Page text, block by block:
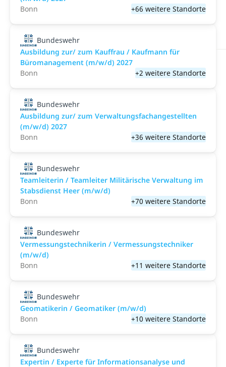
Bonn
+66 weitere Standorte
Bundeswehr
Ausbildung zur/ zum Kauffrau / Kaufmann für
Büromanagement (m/w/d) 2027
Bonn
+2 weitere Standorte
Bundeswehr
Ausbildung zur/ zum Verwaltungsfachangestellten
(m/w/d) 2027
Bonn
+36 weitere Standorte
Bundeswehr
Teamleiterin / Teamleiter Militärische Verwaltung im
Stabsdienst Heer (m/w/d)
Bonn
+70 weitere Standorte
Bundeswehr
Vermessungstechnikerin / Vermessungstechniker
(m/w/d)
Bonn
+11 weitere Standorte
Bundeswehr
Geomatikerin / Geomatiker (m/w/d)
Bonn
+10 weitere Standorte
Bundeswehr
Expertin / Experte für Informationsanalyse und